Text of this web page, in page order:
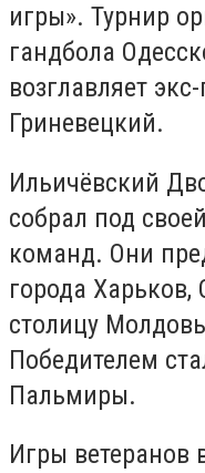
игры». Турнир
гандбола
возглавляет
Гриневецкий.
Ильичёвский
собрал под
команд. Они
города Харьков,
столицу
Победителем
Пальмиры.
Игры ветеранов